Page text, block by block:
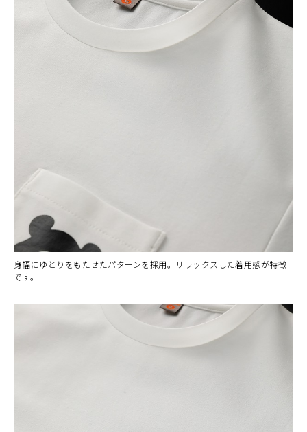
身幅にゆとりをもたせたパターンを採用。リラックスした着用感が特徴
です。